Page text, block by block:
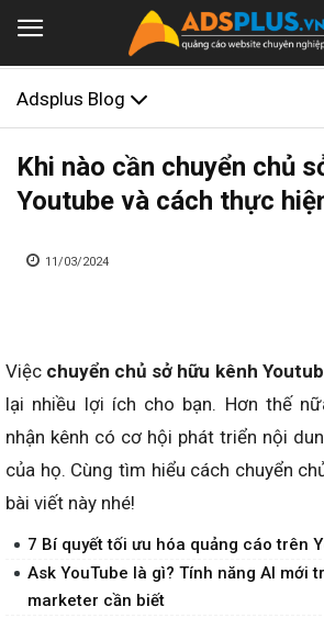
Adsplus Blog
Khi nào cần chuyển chủ
Youtube và cách thực
11/03/2024
Việc chuyển chủ sở hữu kênh
lại nhiều lợi ích cho bạn. Hơn thế
nhận kênh có cơ hội phát triển nội
của họ. Cùng tìm hiểu cách chuyển
bài viết này nhé!
7 Bí quyết tối ưu hóa quảng cáo trên
Ask YouTube là gì? Tính năng AI mới
marketer cần biết